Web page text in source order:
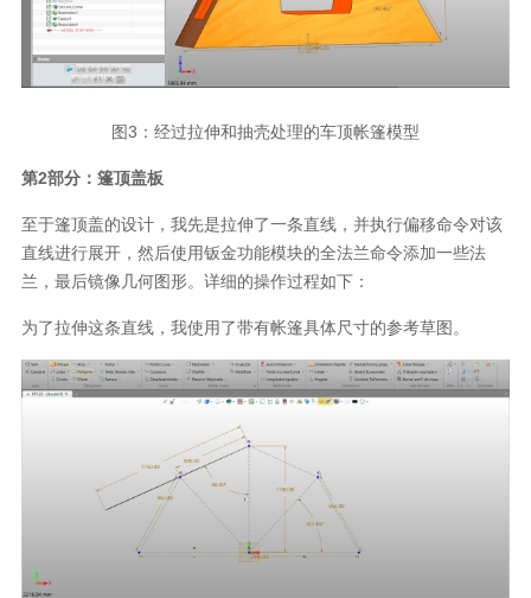
图3 ：经过拉伸和抽壳处理的车顶帐篷模型
第2部分：篷顶盖板
至于篷顶盖的设计，我先是拉伸了一条直线，并执行偏移命令对该
直线进行展开，然后使用钣金功能模块的全法兰命令添加一些法
兰，最后镜像几何图形。详细的操作过程如下：
为了拉伸这条直线，我使用了带有帐篷具体尺寸的参考草图。